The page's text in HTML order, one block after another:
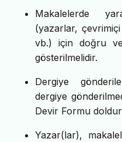
Makalelerde
(yazarlar,
vb.) için doğru
gösterilmelidir.
Dergiye
dergiye
Devir Formu
Yazar(lar),